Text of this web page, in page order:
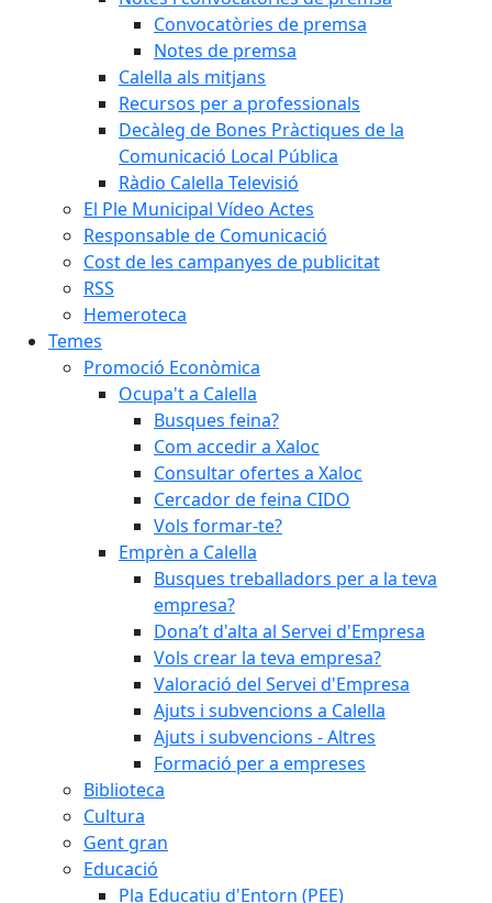
Convocatòries de premsa
Notes de premsa
Calella als mitjans
Recursos per a professionals
Decàleg de Bones Pràctiques de la
Comunicació Local Pública
Ràdio Calella Televisió
El Ple Municipal Vídeo Actes
Responsable de Comunicació
Cost de les campanyes de publicitat
RSS
Hemeroteca
Temes
Promoció Econòmica
Ocupa't a Calella
Busques feina?
Com accedir a Xaloc
Consultar ofertes a Xaloc
Cercador de feina CIDO
Vols formar-te?
Emprèn a Calella
Busques treballadors per a la teva
empresa?
Dona’t d'alta al Servei d'Empresa
Vols crear la teva empresa?
Valoració del Servei d'Empresa
Ajuts i subvencions a Calella
Ajuts i subvencions - Altres
Formació per a empreses
Biblioteca
Cultura
Gent gran
Educació
Pla Educatiu d'Entorn (PEE)